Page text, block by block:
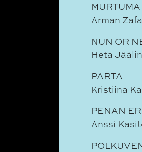
MURTUMA
Arman
NUN OR
Heta
PARTA
Kristiina
PENAN
Anssi